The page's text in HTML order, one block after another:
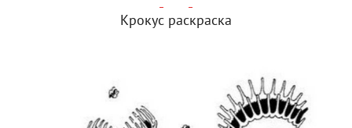
Крокус раскраска